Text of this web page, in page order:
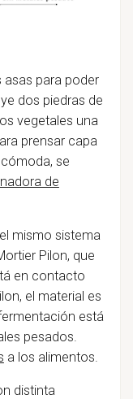
para poder
dos piedras de
vegetales una
prensar capa
se
de
mismo sistema
Pilon, que
en contacto
el material es
está
pesados.
a los alimentos.
distinta